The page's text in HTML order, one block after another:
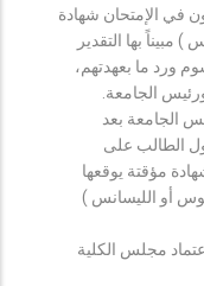
في الإمتحان شهادة
مبيناً بها التقدير
ورد ما بعهدتهم،
الجامعة.
الجامعة بعد
الطالب على
مؤقتة يوقعها
أو الليسانس )
مجلس الكلية